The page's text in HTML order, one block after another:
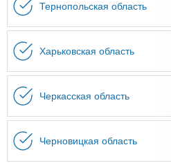
Тернопольская область
Харьковская область
Черкасская область
Черновицкая область